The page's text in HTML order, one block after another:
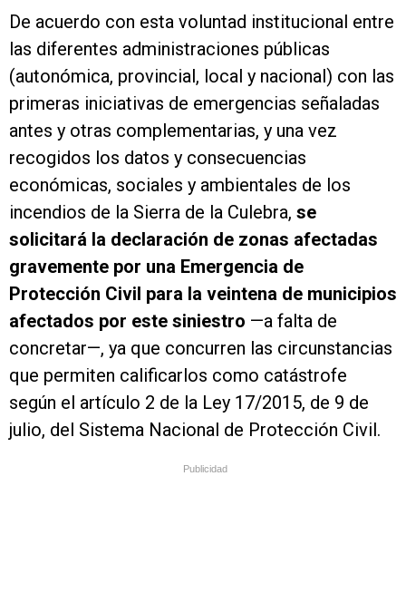
De acuerdo con esta voluntad institucional entre
las diferentes administraciones públicas
(autonómica, provincial, local y nacional) con las
primeras iniciativas de emergencias señaladas
antes y otras complementarias, y una vez
recogidos los datos y consecuencias
económicas, sociales y ambientales de los
incendios de la Sierra de la Culebra, se
solicitará la declaración de zonas afectadas
gravemente por una Emergencia de
Protección Civil para la veintena de municipios
afectados por este siniestro —a falta de
concretar—, ya que concurren las circunstancias
que permiten calificarlos como catástrofe
según el artículo 2 de la Ley 17/2015, de 9 de
julio, del Sistema Nacional de Protección Civil.
Publicidad